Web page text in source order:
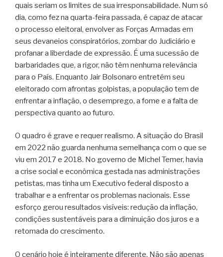
quais seriam os limites de sua irresponsabilidade. Num só
dia, como fez na quarta-feira passada, é capaz de atacar
o processo eleitoral, envolver as Forças Armadas em
seus devaneios conspiratórios, zombar do Judiciário e
profanar a liberdade de expressão. É uma sucessão de
barbaridades que, a rigor, não têm nenhuma relevância
para o País. Enquanto Jair Bolsonaro entretém seu
eleitorado com afrontas golpistas, a população tem de
enfrentar a inflação, o desemprego, a fome e a falta de
perspectiva quanto ao futuro.
O quadro é grave e requer realismo. A situação do Brasil
em 2022 não guarda nenhuma semelhança com o que se
viu em 2017 e 2018. No governo de Michel Temer, havia
a crise social e econômica gestada nas administrações
petistas, mas tinha um Executivo federal disposto a
trabalhar e a enfrentar os problemas nacionais. Esse
esforço gerou resultados visíveis: redução da inflação,
condições sustentáveis para a diminuição dos juros e a
retomada do crescimento.
O cenário hoje é inteiramente diferente. Não são apenas